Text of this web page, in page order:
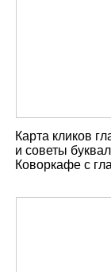
Карта кликов
и советы
Коворкафе с